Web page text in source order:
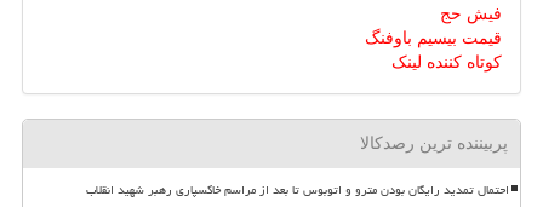
فیش حج
قیمت بیسیم باوفنگ
کوتاه کننده لینک
پربیننده ترین رصدکالا
احتمال تمدید رایگان بودن مترو و اتوبوس تا بعد از مراسم خاکسپاری رهبر شهید انقلاب